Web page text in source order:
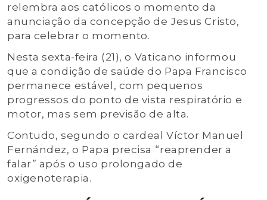
relembra aos católicos o momento da
anunciação da concepção de Jesus Cristo,
para celebrar o momento.
Nesta sexta-feira (21), o Vaticano informou
que a condição de saúde do Papa Francisco
permanece estável, com pequenos
progressos do ponto de vista respiratório e
motor, mas sem previsão de alta.
Contudo, segundo o cardeal Víctor Manuel
Fernández, o Papa precisa “reaprender a
falar” após o uso prolongado de
oxigenoterapia.